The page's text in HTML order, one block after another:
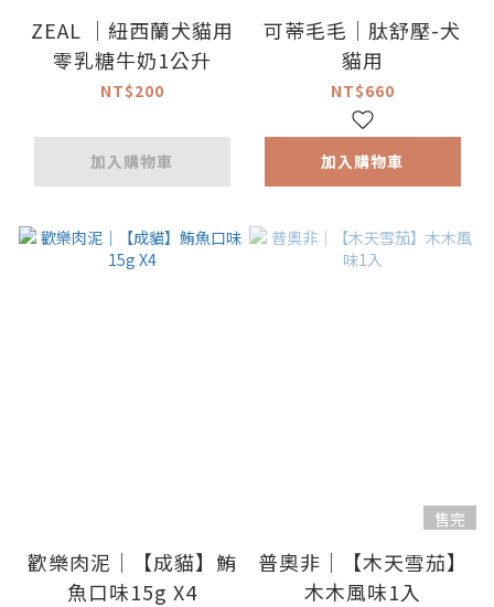
ZEAL ｜紐西蘭犬貓用
零乳糖牛奶1公升
NT$200
加入購物車
可蒂毛毛｜肽舒壓-犬
貓用
NT$660
加入購物車
歡樂肉泥｜【成貓】鮪
魚口味15g X4
售完
普奧非｜【木天雪茄】
木木風味1入